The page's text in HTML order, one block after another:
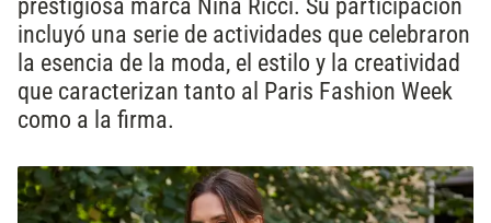
incluyó una serie de actividades que celebraron
la esencia de la moda, el estilo y la creatividad
que caracterizan tanto al Paris Fashion Week
como a la firma.